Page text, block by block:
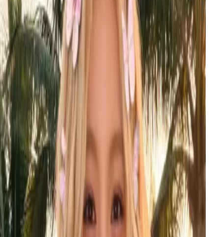
1.1
$0.181每秒
text-to-video that turns short prompts into
shots — production-ready with automatic
Cloud Bailian
Banana
$0.032每张图
most capable image generator — photoreal
fine textures, rich detail.
试用